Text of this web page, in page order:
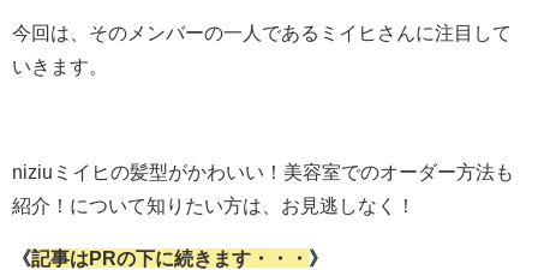
今回は、そのメンバーの一人であるミイヒさんに注目して
いきます。
niziuミイヒの髪型がかわいい！美容室でのオーダー方法も
紹介！について知りたい方は、お見逃しなく！
《記事はPRの下に続きます・・・ 》